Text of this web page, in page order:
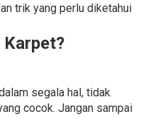
trik yang perlu diketahui
segala hal, tidak
cocok. Jangan sampai